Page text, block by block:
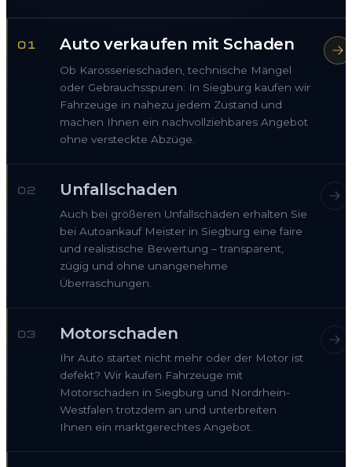
01 Auto verkaufen mit Schaden
Ob Karosserieschaden, technische Mängel
oder Gebrauchsspuren: In Siegburg kaufen wir
Fahrzeuge in nahezu jedem Zustand und
machen Ihnen ein nachvollziehbares Angebot
ohne versteckte Abzüge.
02 Unfallschaden
Auch bei größeren Unfallschäden erhalten Sie
bei Autoankauf Meister in Siegburg eine faire
und realistische Bewertung – transparent,
zügig und ohne unangenehme
Überraschungen.
03 Motorschaden
Ihr Auto startet nicht mehr oder der Motor ist
defekt? Wir kaufen Fahrzeuge mit
Motorschaden in Siegburg und Nordrhein-
Westfalen trotzdem an und unterbreiten
Ihnen ein marktgerechtes Angebot.